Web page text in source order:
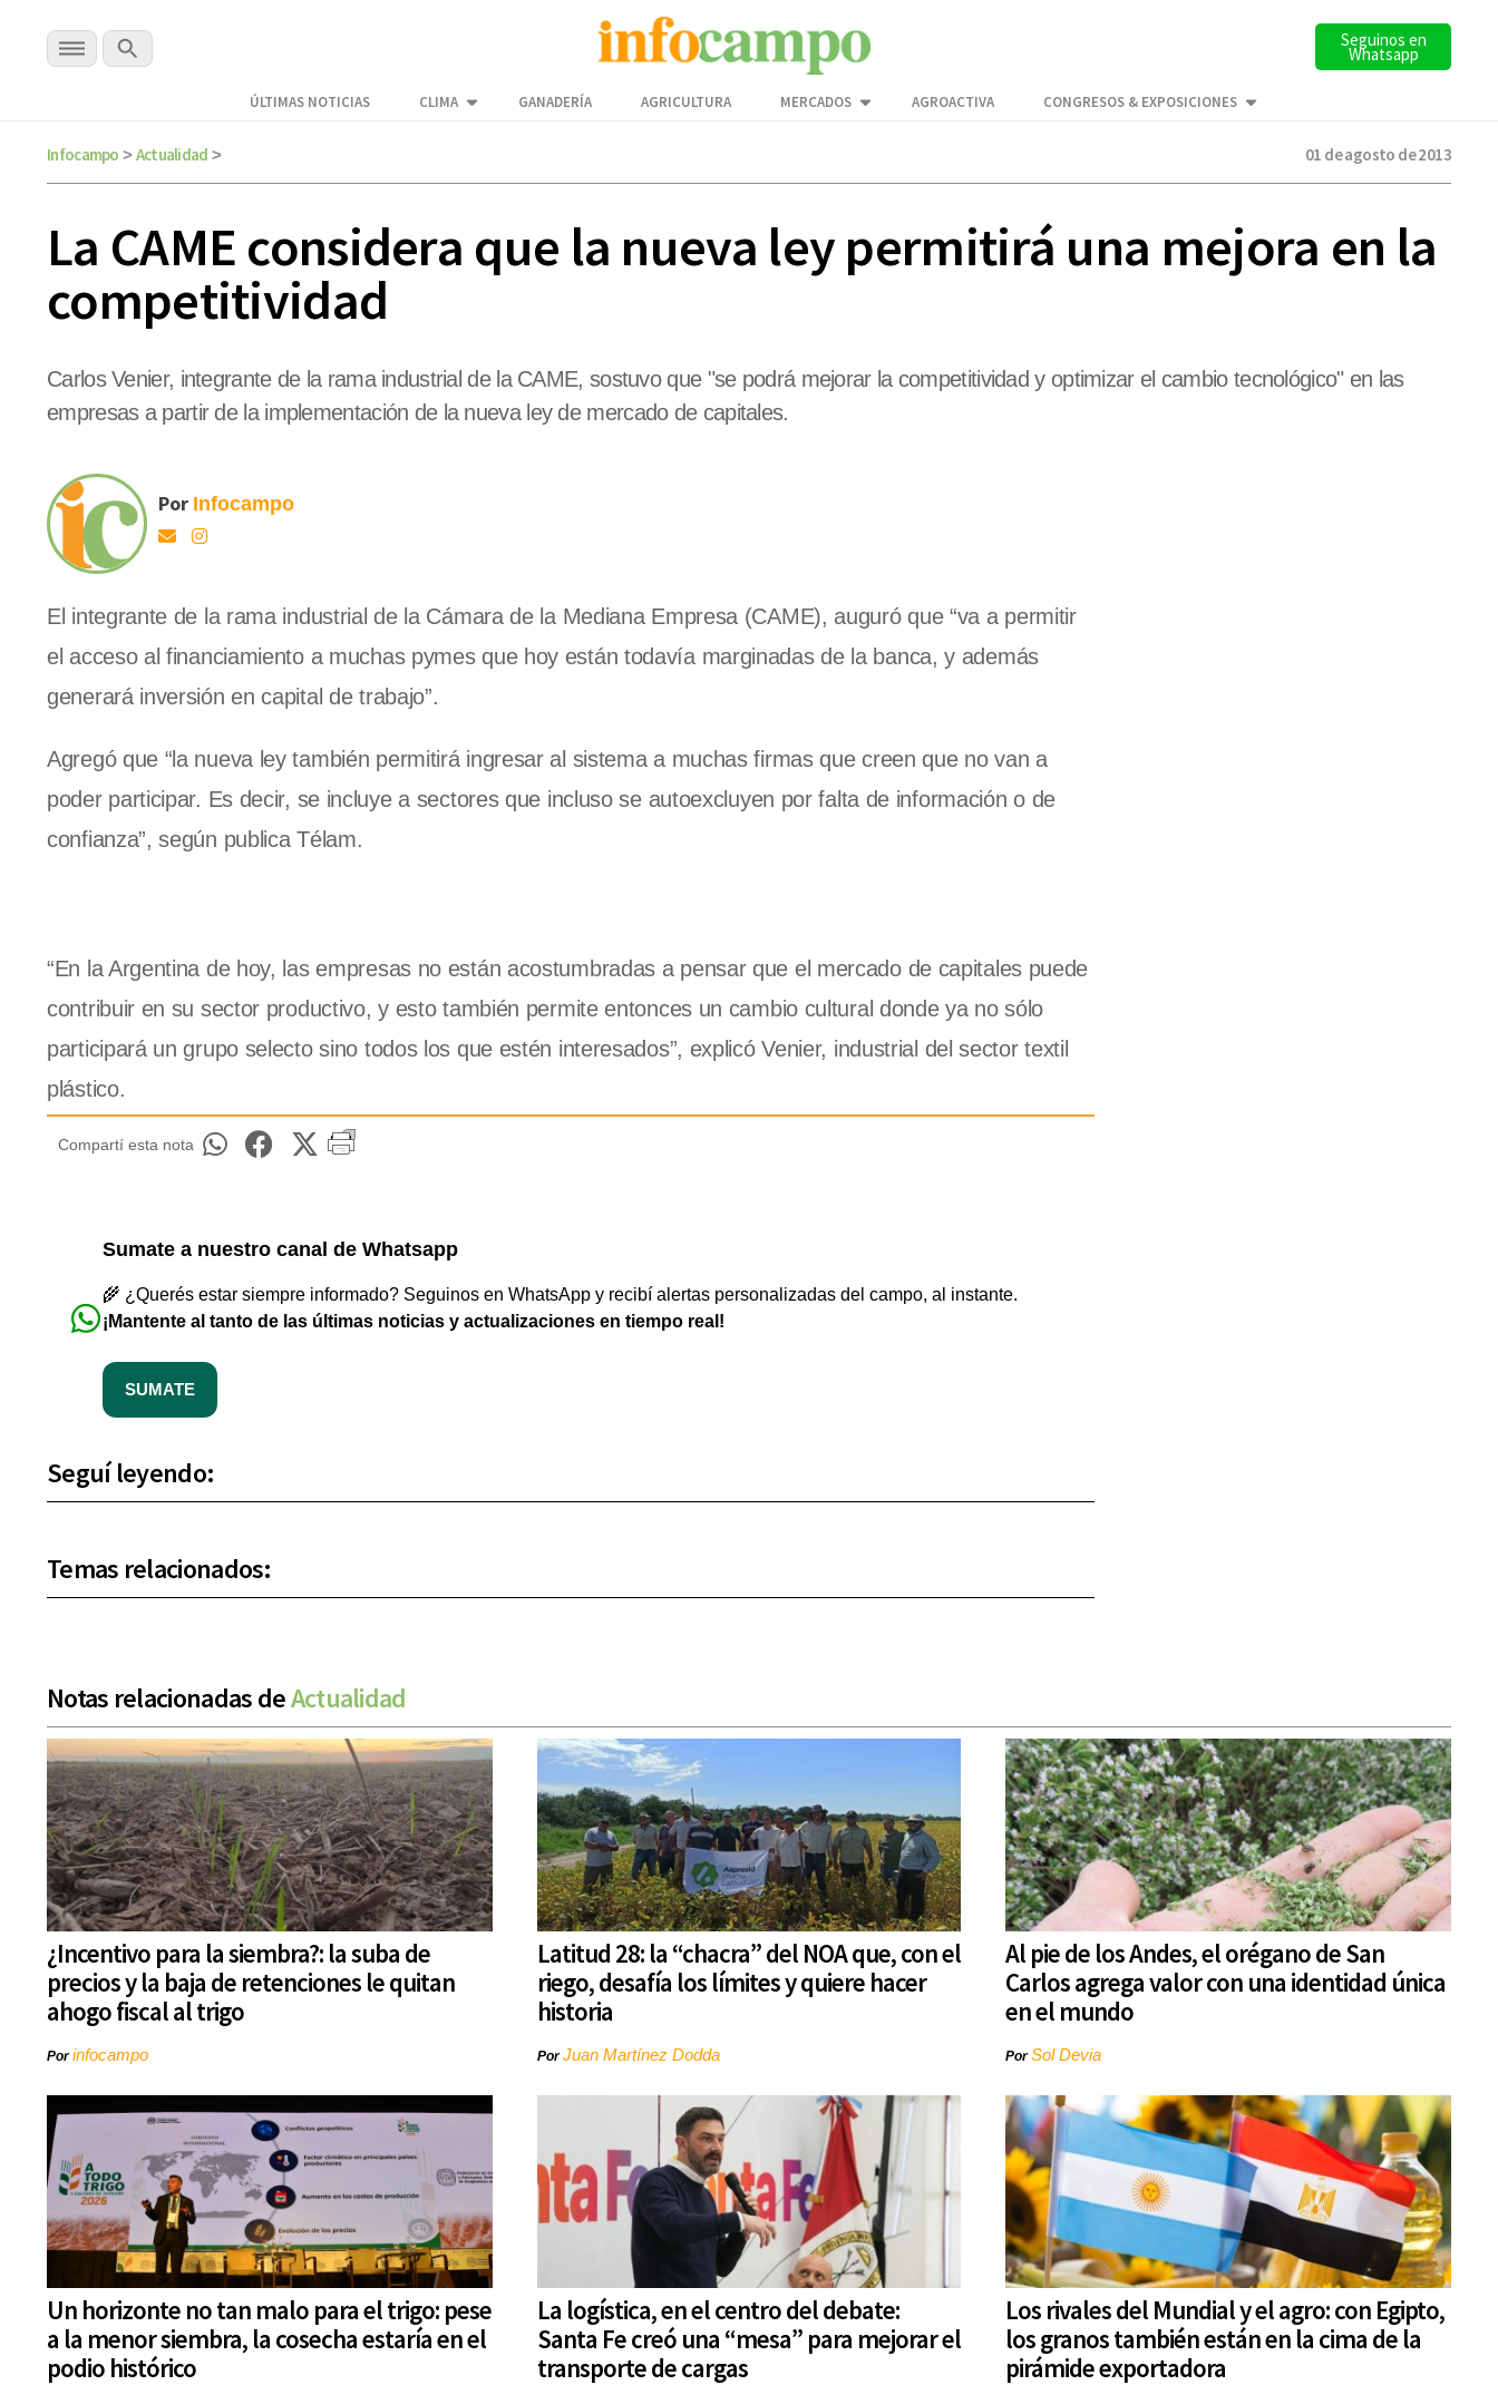
Seguinos en
Whatsapp
ÚLTIMAS NOTICIAS CLIMA GANADERÍA AGRICULTURA MERCADOS AGROACTIVA CONGRESOS & EXPOSICIONES
Infocampo > Actualidad > 01 de agosto de 2013
La CAME considera que la nueva ley permitirá una mejora en la
competitividad
Carlos Venier, integrante de la rama industrial de la CAME, sostuvo que "se podrá mejorar la competitividad y optimizar el cambio tecnológico" en las
empresas a partir de la implementación de la nueva ley de mercado de capitales.
Por Infocampo
El integrante de la rama industrial de la Cámara de la Mediana Empresa (CAME), auguró que “va a permitir
el acceso al financiamiento a muchas pymes que hoy están todavía marginadas de la banca, y además
generará inversión en capital de trabajo”.
Agregó que “la nueva ley también permitirá ingresar al sistema a muchas firmas que creen que no van a
poder participar. Es decir, se incluye a sectores que incluso se autoexcluyen por falta de información o de
confianza”, según publica Télam.
“En la Argentina de hoy, las empresas no están acostumbradas a pensar que el mercado de capitales puede
contribuir en su sector productivo, y esto también permite entonces un cambio cultural donde ya no sólo
participará un grupo selecto sino todos los que estén interesados”, explicó Venier, industrial del sector textil
plástico.
Compartí esta nota
Sumate a nuestro canal de Whatsapp
🌾 ¿Querés estar siempre informado? Seguinos en WhatsApp y recibí alertas personalizadas del campo, al instante.
¡Mantente al tanto de las últimas noticias y actualizaciones en tiempo real!
SUMATE
Seguí leyendo:
Temas relacionados:
Notas relacionadas deActualidad
¿Incentivo para la siembra?: la suba de
precios y la baja de retenciones le quitan
ahogo fiscal al trigo
Porinfocampo
Latitud 28: la “chacra” del NOA que, con el
riego, desafía los límites y quiere hacer
historia
PorJuan Martínez Dodda
Al pie de los Andes, el orégano de San
Carlos agrega valor con una identidad única
en el mundo
PorSol Devia
Un horizonte no tan malo para el trigo: pese
a la menor siembra, la cosecha estaría en el
podio histórico
La logística, en el centro del debate:
Santa Fe creó una “mesa” para mejorar el
transporte de cargas
Los rivales del Mundial y el agro: con Egipto,
los granos también están en la cima de la
pirámide exportadora